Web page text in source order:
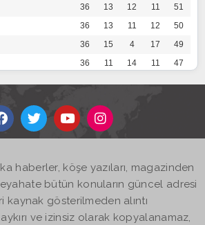
36 13 12 11
51
36 13 11 12
50
36 15 4 17
49
36 11 14 11
47
36 12
36 11 12 13
45
17
36
haberler, köşe yazıları, magazinden
bütün konuların güncel adresi
kaynak gösterilmeden alıntı
ve izinsiz olarak kopyalanamaz,